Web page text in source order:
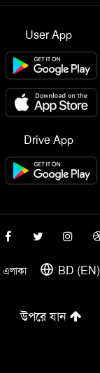
User App
Drive App
এলাকা BD (EN)
উপরে যান